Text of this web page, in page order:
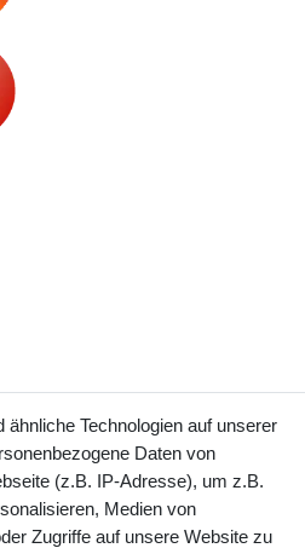
400
Technologien auf unserer
Daten von
(z.B. IP-Adresse), um z.B.
Medien von
Zugriffe auf unsere Website zu